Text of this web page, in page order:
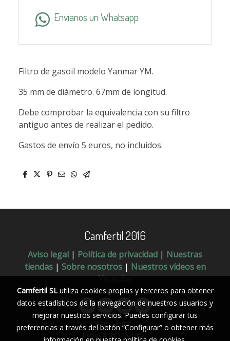
Envíanos un Whatsapp
Filtro de gasoil modelo Yanmar YM.
35 mm de diámetro. 67mm de longitud.
Debe comprobar la equivalencia con su filtro
antiguo antes de realizar el pedido.
Gastos de envío 5 euros, no incluidos.
Camfertil 2016
Aviso legal | Política de privacidad | Nuestras
tiendas| Sobre nosotros| Nuestros vídeos en
Youtube
Aviso legal
Política de cookies
Camfertil SLutiliza cookies propias y terceros para obtener
datos estadísticos de la navegación de nuestros usuarios y
mejorar nuestros servicios. Puedes configurar tus
preferencias a través del botón “Configurar” o obtener más